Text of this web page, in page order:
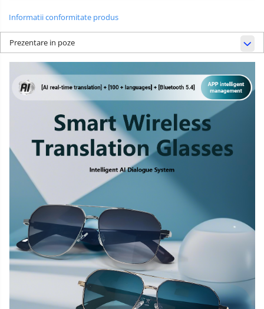
Informatii conformitate produs
Prezentare in poze